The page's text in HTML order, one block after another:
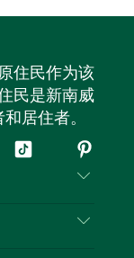
住民作为该
民是新南威
居住者。
抖